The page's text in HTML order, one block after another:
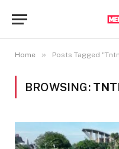
Home » Posts Tagged
BROWSING: